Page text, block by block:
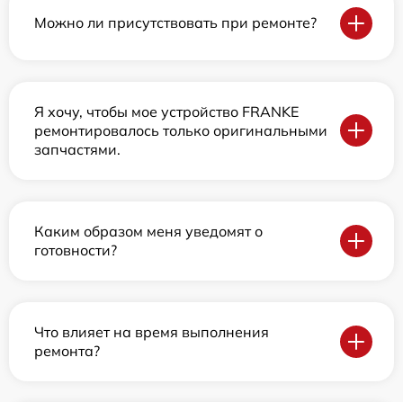
Можно ли присутствовать при ремонте?
Я хочу, чтобы мое устройство FRANKE
ремонтировалось только оригинальными
запчастями.
Каким образом меня уведомят о
готовности?
Что влияет на время выполнения
ремонта?